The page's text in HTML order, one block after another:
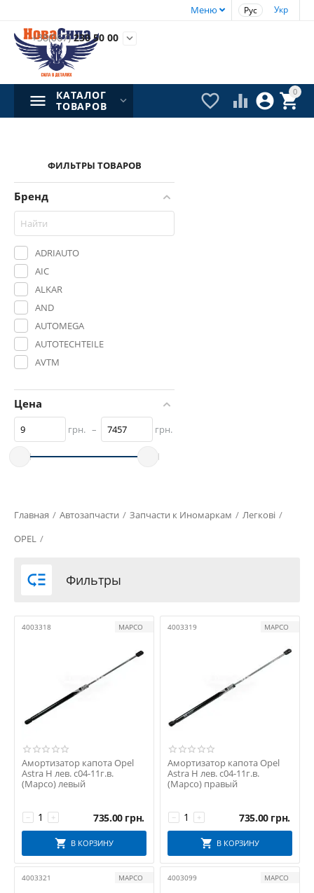
Рус Укр
Меню
+38(067)230 50 00 
0


 
КАТАЛОГ
ТОВАРОВ
ФИЛЬТРЫ ТОВАРОВ
Бренд
ADRIAUTO
AIC
ALKAR
AND
AUTOMEGA
AUTOTECHTEILE
AVTM
CARFAST
FEBI BILSTEIN
GM
HOFFER
KLOKKERHOLM
LESJOFORS
MAGNETI MARELLI
MAGNUM TECHNOLOGY
MAPCO
MEGA LOCKER
Meha
METZGER
Цена
грн. – грн.
Главная / Aвтозапчасти / Запчасти к Иномаркам / Легкові /
OPEL /
 Фильтры
4003318 MAPCO
Амортизатор капота Opel
Astra H лев. с04-11г.в.
(Mapco) левый
+
− 735.00 грн.
В КОРЗИНУ
4003319 MAPCO
Амортизатор капота Opel
Astra H лев. с04-11г.в.
(Mapco) правый
+
− 735.00 грн.
В КОРЗИНУ
4003321 MAPCO 4003099 MAPCO